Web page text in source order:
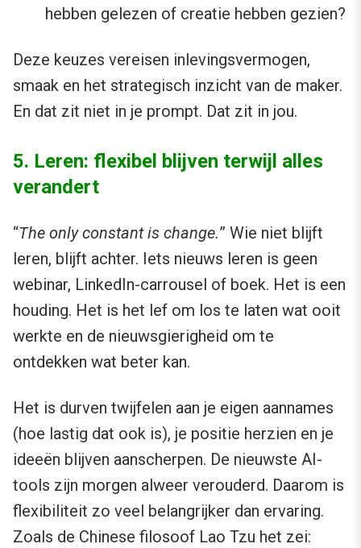
hebben gelezen of creatie hebben gezien?
Deze keuzes vereisen inlevingsvermogen,
smaak en het strategisch inzicht van de maker.
En dat zit niet in je prompt. Dat zit in jou.
5. Leren: flexibel blijven terwijl alles
verandert
“The only constant is change.” Wie niet blijft
leren, blijft achter. Iets nieuws leren is geen
webinar, LinkedIn-carrousel of boek. Het is een
houding. Het is het lef om los te laten wat ooit
werkte en de nieuwsgierigheid om te
ontdekken wat beter kan.
Het is durven twijfelen aan je eigen aannames
(hoe lastig dat ook is), je positie herzien en je
ideeën blijven aanscherpen. De nieuwste AI-
tools zijn morgen alweer verouderd. Daarom is
flexibiliteit zo veel belangrijker dan ervaring.
Zoals de Chinese filosoof Lao Tzu het zei: